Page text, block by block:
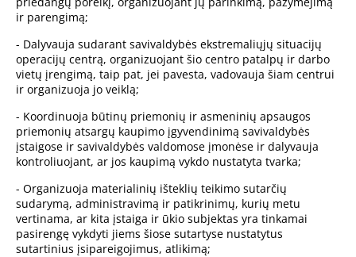
ir parengimą;
- Dalyvauja sudarant savivaldybės ekstremaliųjų situacijų
operacijų centrą, organizuojant šio centro patalpų ir darbo
vietų įrengimą, taip pat, jei pavesta, vadovauja šiam centrui
ir organizuoja jo veiklą;
- Koordinuoja būtinų priemonių ir asmeninių apsaugos
priemonių atsargų kaupimo įgyvendinimą savivaldybės
įstaigose ir savivaldybės valdomose įmonėse ir dalyvauja
kontroliuojant, ar jos kaupimą vykdo nustatyta tvarka;
- Organizuoja materialinių išteklių teikimo sutarčių
sudarymą, administravimą ir patikrinimų, kurių metu
vertinama, ar kita įstaiga ir ūkio subjektas yra tinkamai
pasirengę vykdyti jiems šiose sutartyse nustatytus
sutartinius įsipareigojimus, atlikimą;